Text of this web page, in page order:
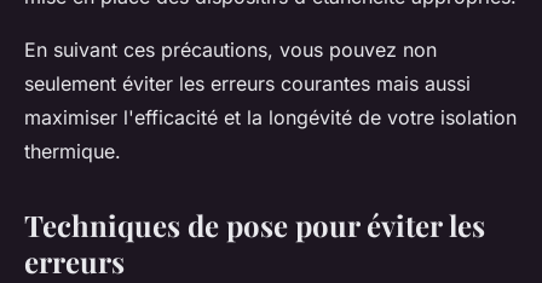
En suivant ces précautions, vous pouvez non
seulement éviter les erreurs courantes mais aussi
maximiser l'efficacité et la longévité de votre isolation
thermique.
Techniques de pose pour éviter les
erreurs